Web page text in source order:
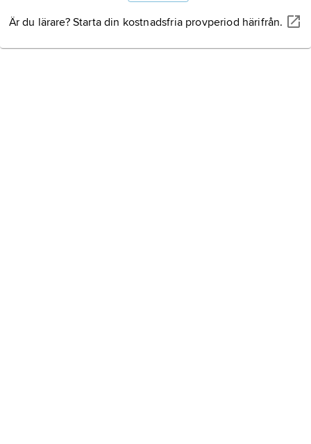
Är du lärare? Starta din kostnadsfria provperiod härifrån.